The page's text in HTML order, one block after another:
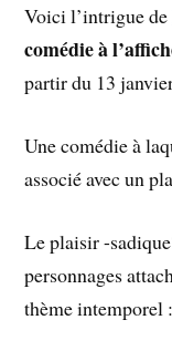
Voici l’intrigue de
comédie à
partir du 13
Une comédie à
associé avec un
Le plaisir -
personnages
thème